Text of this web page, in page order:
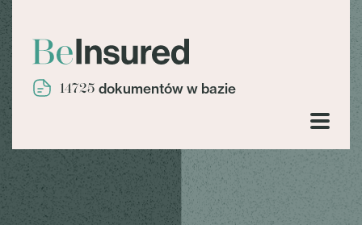
14725 dokumentów w bazie